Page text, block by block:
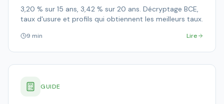
3,20 % sur 15 ans, 3,42 % sur 20 ans. Décryptage BCE,
taux d'usure et profils qui obtiennent les meilleurs taux.
9 min Lire
GUIDE